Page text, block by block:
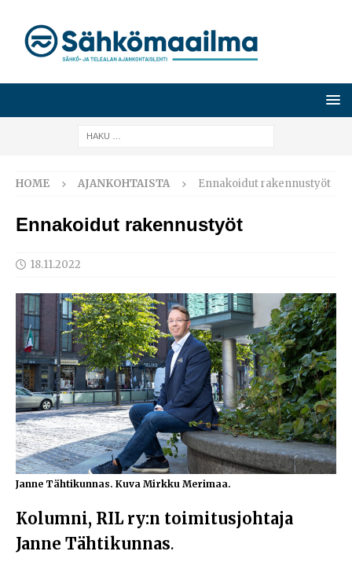
HOME AJANKOHTAISTA Ennakoidut rakennustyöt
Ennakoidut rakennustyöt
18.11.2022
Janne Tähtikunnas. Kuva Mirkku Merimaa.
Kolumni, RIL ry:n toimitusjohtaja
Janne Tähtikunnas.